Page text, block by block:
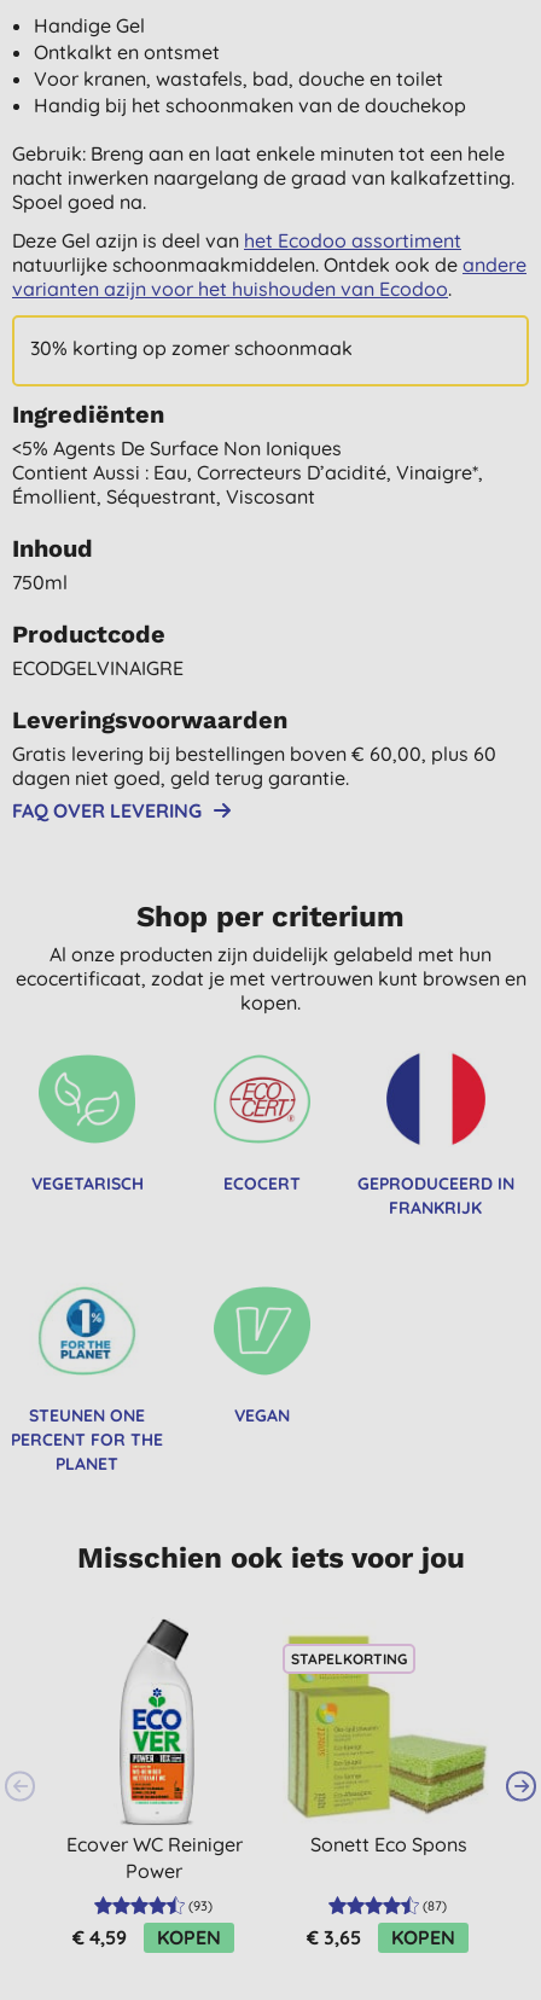
Handige Gel
Ontkalkt en ontsmet
Voor kranen, wastafels, bad, douche en toilet
Handig bij het schoonmaken van de douchekop
Gebruik: Breng aan en laat enkele minuten tot een hele
nacht inwerken naargelang de graad van kalkafzetting.
Spoel goed na.
Deze Gel azijn is deel van het Ecodoo assortiment
natuurlijke schoonmaakmiddelen. Ontdek ook de andere
varianten azijn voor het huishouden van Ecodoo.
30% korting op zomer schoonmaak
Ingrediënten
<5% Agents De Surface Non Ioniques
Contient Aussi : Eau, Correcteurs D’acidité, Vinaigre*,
Émollient, Séquestrant, Viscosant
Inhoud
750ml
Productcode
ECODGELVINAIGRE
Leveringsvoorwaarden
Gratis levering bij bestellingen boven € 60,00, plus 60
dagen niet goed, geld terug garantie.
FAQ OVER LEVERING
Shop per criterium
Al onze producten zijn duidelijk gelabeld met hun
ecocertificaat, zodat je met vertrouwen kunt browsen en
kopen.
VEGETARISCH ECOCERT
GEPRODUCEERD IN
FRANKRIJK
STEUNEN ONE
PERCENT FOR THE
PLANET
VEGAN
Misschien ook iets voor jou
Ecover WC Reiniger
Power
(93)
€ 4,59 KOPEN
STAPELKORTING
Sonett Eco Spons
(87)
€ 3,65 KOPEN